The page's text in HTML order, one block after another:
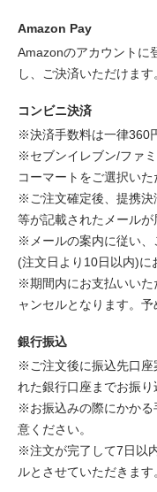
Amazon Pay
Amazonのアカウントに
し、ご決済いただけます
コンビニ決済
※決済手数料は一律360
※セブンイレブン/ファ
コーマートをご選択いた
※ご注文確定後、提携決
等が記載されたメールが
※メールの案内に従い、
(注文日より10日以内)に
※期間内にお支払いいた
ャンセルとなります。予
銀行振込
※ご注文後に振込先口座
れた銀行口座までお振り
※お振込みの際にかかる
意ください。
※注文が完了して7日以
ルとさせていただきます